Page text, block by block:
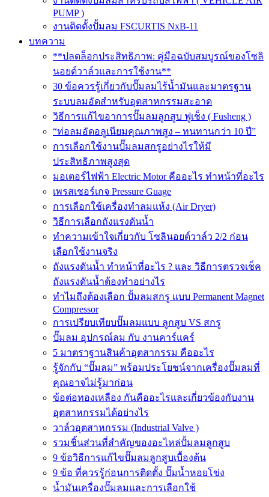
PUMP )
งานติดตั้งปั้มลม FSCURTIS NxB-11
บทความ
**ปลดล็อกประสิทธิภาพ: คู่มือฉบับสมบูรณ์ของโซลิ
นอยด์วาล์วและการใช้งาน**
30 ข้อควรรู้เกี่ยวกับปั๊มลมไร้น้ำมันและมาตรฐาน
ระบบลมอัดสำหรับอุตสาหกรรมสะอาด
วิธีการแก้ไขอาการปั๊มลมลูกสูบ ฟูเช็ง ( Fusheng )
“ท่อลมอัดอลูเนียมคุณภาพสูง – ทนทานกว่า 10 ปี”
การเลือกใช้งานปั๊มลมสกรูอย่างไรให้มี
ประสิทธิภาพสูงสุด
มอเตอร์ไฟฟ้า Electric Motor คืออะไร ทำหน้าที่อะไร
เพรสเชอร์เกจ Pressure Guage
การเลือกใช้เครื่องทำลมแห้ง (Air Dryer)
วิธีการเลือกถังแรงดันน้ำ
ทำความเข้าใจเกี่ยวกับ โซลินอยด์วาล์ว 2/2 ก่อน
เลือกใช้งานจริง
ถังแรงดันน้ำ ทำหน้าที่อะไร ? และ วิธีการตรวจเช็ค
ถังแรงดันน้ำต้องทำอย่างไร
ทำไมถึงต้องเลือก ปั้มลมสกรู แบบ Permanent Magnet
Compressor
การเปรียบเทียบปั๊มลมแบบ ลูกสูบ VS สกรู
ปั๊มลม อุปกรณ์ลม กับ งานคาร์แคร์
5 มาตราฐานสินค้าอุตสากรรม คืออะไร
รู้จักกับ “ปั๊มลม” พร้อมประโยชน์จากเครื่องปั๊มลมที่
คุณอาจไม่รู้มาก่อน
ข้อต่อทองเหลือง กันคืออะไรและเกี่ยวข้องกับงาน
อุตสาหกรรมได้อย่างไร
วาล์วอุตสาหกรรม (Industrial Valve )
รวมชิ้นส่วนที่สำคัญของอะไหล่ปั้มลมลูกสูบ
9 ข้อวิธีการแก้ไขปั๊มลมลูกสูบเบื้องต้น
9 ข้อ ที่ควรรู้ก่อนการติดตั้ง ปั๊มน้ำหอยโข่ง
น้ำมันเครื่องปั๊มลมและการเลือกใช้